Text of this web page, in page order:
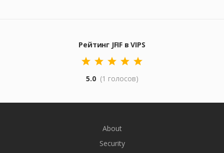
Рейтинг JFIF в VIPS
5.0 (1 голосов)
About
Security